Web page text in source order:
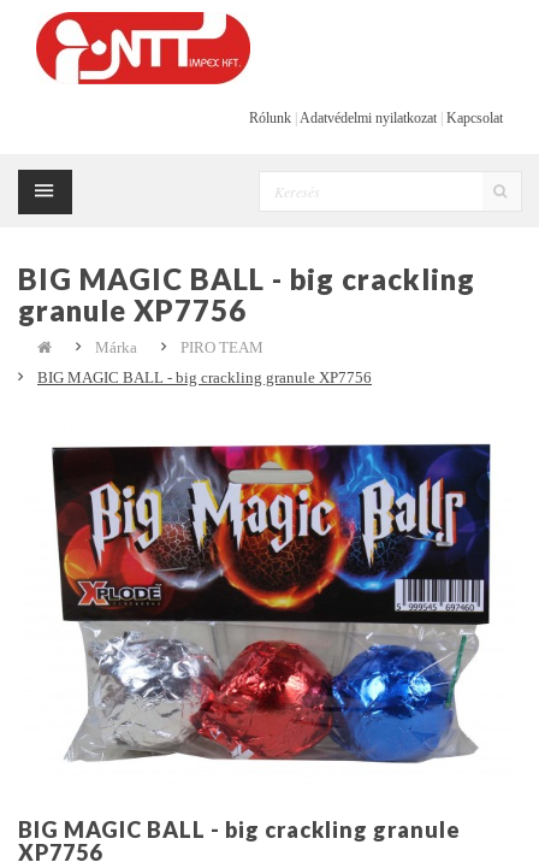
Rólunk Adatvédelmi nyilatkozat Kapcsolat
BIG MAGIC BALL - big crackling
granule XP7756
Márka
PIRO TEAM
BIG MAGIC BALL - big crackling granule XP7756
BIG MAGIC BALL - big crackling granule
XP7756